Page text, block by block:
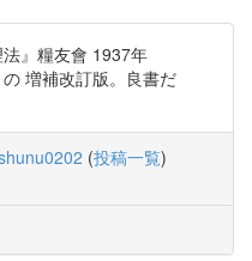
』糧友會 1937年
増補改訂版。良書だ
(投稿一覧)